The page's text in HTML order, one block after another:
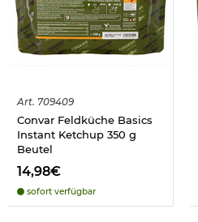
Art. 709409
Convar Feldküche Basics
Instant Ketchup 350 g
Beutel
14,98€
sofort verfügbar